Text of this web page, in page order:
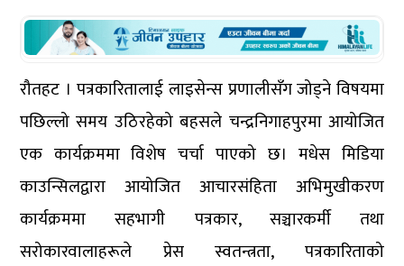
रौतहट । पत्रकारितालाई लाइसेन्स प्रणालीसँग जोड्ने विषयमा
पछिल्लो समय उठिरहेको बहसले चन्द्रनिगाहपुरमा आयोजित
एक कार्यक्रममा विशेष चर्चा पाएको छ। मधेस मिडिया
काउन्सिलद्वारा आयोजित आचारसंहिता अभिमुखीकरण
कार्यक्रममा सहभागी पत्रकार, सञ्चारकर्मी तथा
सरोकारवालाहरूले प्रेस स्वतन्त्रता, पत्रकारिताको